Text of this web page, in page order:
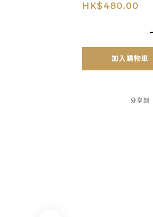
HK$480.00
加入購物車
分享到